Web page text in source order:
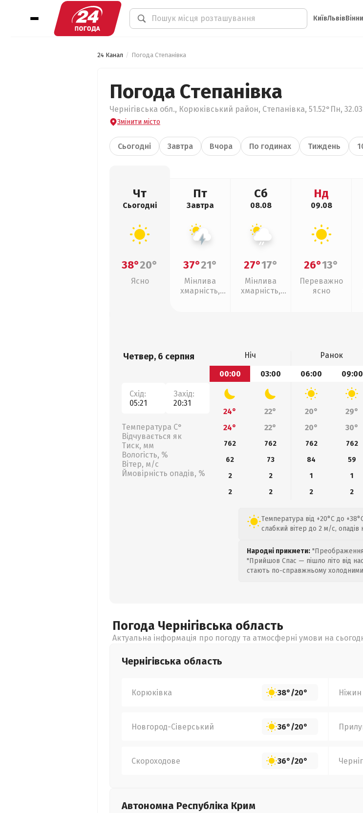
КиївЛьвів
24 Канал Погода Степанівка
Погода Степанівка
Чернігівська обл., Корюківський район, Степанівка, 51.52°Пн,
Змінити місто
Сьогодні Завтра Вчора По годинах Тиждень
Чт
Сьогодні
38°20°
Ясно
Пт
Завтра
37°21°
Мінлива
хмарність,
Сб
08.08
27°17°
Мінлива
хмарність,
Нд
09.08
26°13°
Переважно
ясно
Четвер, 6 серпня
Схід:
05:21
Захід:
20:31
Температура С°
Відчувається як
Тиск, мм
Вологість, %
Вітер, м/с
Ймовірність опадів, %
Ніч Ранок
00:00
03:00 06:00 09:00
24° 22° 20° 29°
24°
22° 20° 30°
762 762 762 762
62
73 84 59
2
2 1 1
2
2 2 2
Температура від +20°C до
слабкий вітер до 2 м/с, опадів
Народні прикмети: "Преображення
"Прийшов Спас — пішло літо від
стають по-справжньому
Погода Чернігівська область
Актуальна інформація про погоду та атмосферні умови на
Чернігівська область
Корюківка 38°/20° Ніжин
Новгород-Сіверський 36°/20°
Скороходове 36°/20°
Автономна Республіка Крим